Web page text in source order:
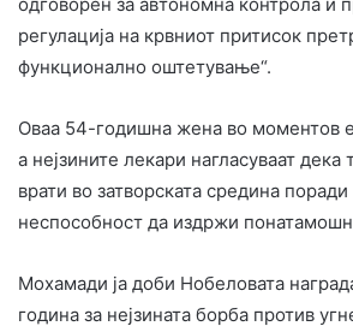
регулација на крвниот притисок
функционално оштетување“.
Оваа 54-годишна жена во моментов
а нејзините лекари нагласуваат дека
врати во затворската средина
неспособност да издржи
Мохамади ја доби Нобеловата
година за нејзината борба против